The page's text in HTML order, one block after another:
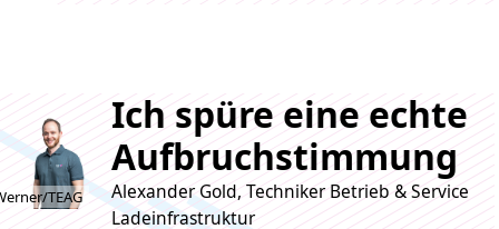
TEAG
Ich spüre eine echte
Aufbruchstimmung
Alexander Gold, Techniker Betrieb & Service
Ladeinfrastruktur